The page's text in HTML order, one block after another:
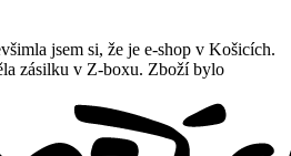
jsem si, že je e-shop v Košicích.
zásilku v Z-boxu. Zboží bylo